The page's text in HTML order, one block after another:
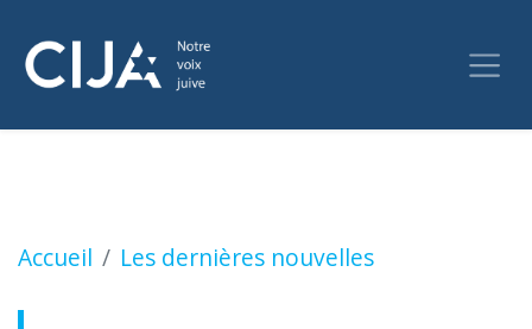
Accueil Les dernières nouvelles
Trudeau déclare que le Canada